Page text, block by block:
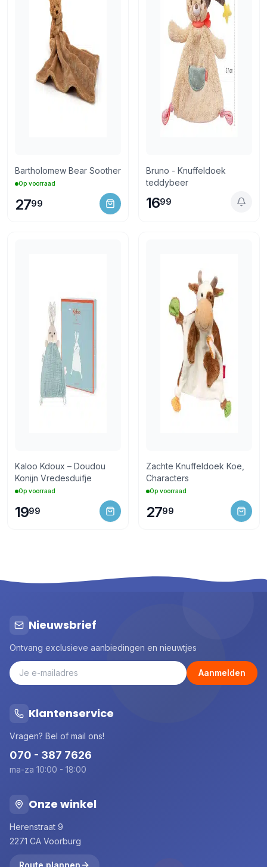
Bartholomew Bear Soother
Op voorraad
2799
Bruno - Knuffeldoek
teddybeer
1699
Kaloo Kdoux – Doudou
Konijn Vredesduifje
Op voorraad
1999
Zachte Knuffeldoek Koe,
Characters
Op voorraad
2799
Nieuwsbrief
Ontvang exclusieve aanbiedingen en nieuwtjes
Aanmelden
Klantenservice
Vragen? Bel of mail ons!
070 - 387 7626
ma-za 10:00 - 18:00
Onze winkel
Herenstraat 9
2271 CA Voorburg
Route plannen